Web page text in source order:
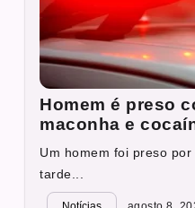
Homem é preso
maconha e
Um homem foi preso
tarde...